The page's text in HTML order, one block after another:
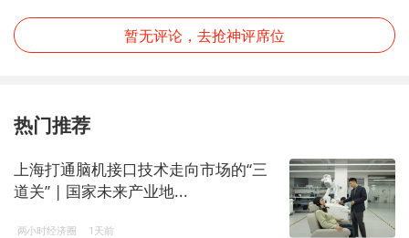
暂无评论，去抢神评席位
热门推荐
上海打通脑机接口技术走向市场的“三
道关” | 国家未来产业地...
两小时经济圈 1天前